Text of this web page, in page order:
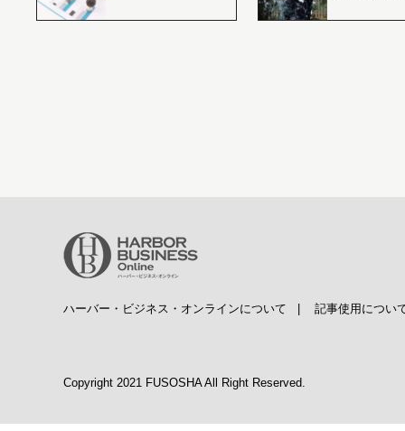
ハーバー・ビジネス・オンラインについて 記事使用につい
Copyright 2021 FUSOSHA All Right Reserved.